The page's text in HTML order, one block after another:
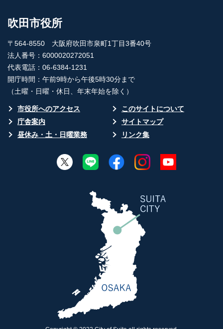
吹田市役所
〒564-8550 大阪府吹田市泉町1丁目3番40号
法人番号：6000020272051
代表電話：06-6384-1231
開庁時間：午前9時から午後5時30分まで
（土曜・日曜・休日、年末年始を除く）
市役所へのアクセス
このサイトについて
庁舎案内
サイトマップ
昼休み・土・日曜業務
リンク集